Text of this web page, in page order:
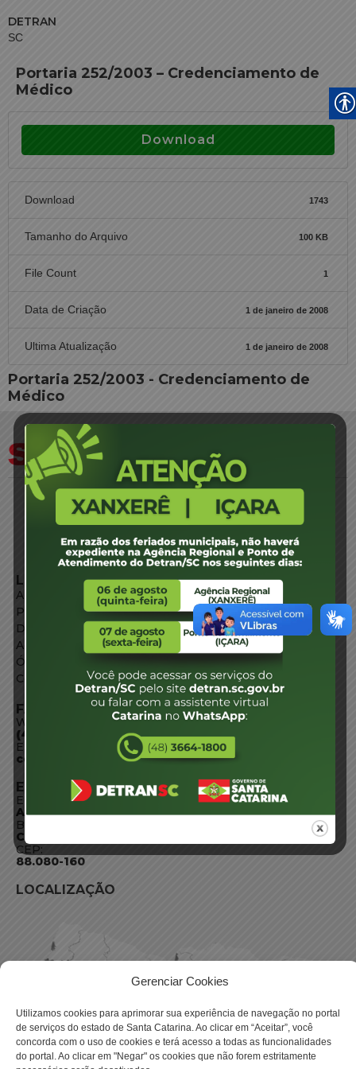
Gerenciar Cookies
Utilizamos cookies para aprimorar sua experiência de navegação no portal
de serviços do estado de Santa Catarina. Ao clicar em “Aceitar”, você
concorda com o uso de cookies e terá acesso a todas as funcionalidades
do portal. Ao clicar em "Negar" os cookies que não forem estritamente
DETRAN
SC
Portaria 252/2003 – Credenciamento de
Médico
Download
Download 1743
Tamanho do Arquivo 100 KB
File Count 1
Data de Criação 1 de janeiro de 2008
Ultima Atualização 1 de janeiro de 2008
Portaria 252/2003 - Credenciamento de
Médico
LINKS EXTERNOS
Agência de Notícias
Portal de Serviços
Diário Oficial
Acesso à Informação
Órgãos do Governo
Conheça SC
FALE CONOSCO
WhatsApp:
(48) 3664-1800
E-mail:
centraldeinformacoes@detran.sc.gov.br
ENDEREÇO
Endereço:
Av. Almirante Tamandaré - 480
Bairro:
Coqueiros, Florianópolis SC
CEP:
88.080-160
LOCALIZAÇÃO